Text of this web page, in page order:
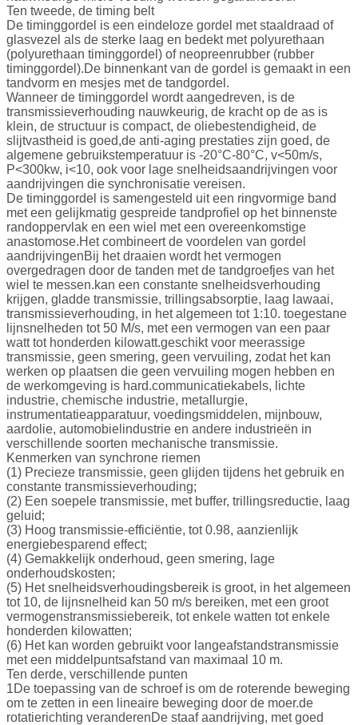
Ten tweede, de timing belt
De timinggordel is een eindeloze gordel met staaldraad of
glasvezel als de sterke laag en bedekt met polyurethaan
(polyurethaan timinggordel) of neopreenrubber (rubber
timinggordel).De binnenkant van de gordel is gemaakt in een
tandvorm en mesjes met de tandgordel.
Wanneer de timinggordel wordt aangedreven, is de
transmissieverhouding nauwkeurig, de kracht op de as is
klein, de structuur is compact, de oliebestendigheid, de
slijtvastheid is goed,de anti-aging prestaties zijn goed, de
algemene gebruikstemperatuur is -20°C-80°C, v<50m/s,
P<300kw, i<10, ook voor lage snelheidsaandrijvingen voor
aandrijvingen die synchronisatie vereisen.
De timinggordel is samengesteld uit een ringvormige band
met een gelijkmatig gespreide tandprofiel op het binnenste
randoppervlak en een wiel met een overeenkomstige
anastomose.Het combineert de voordelen van gordel
aandrijvingenBij het draaien wordt het vermogen
overgedragen door de tanden met de tandgroefjes van het
wiel te messen.kan een constante snelheidsverhouding
krijgen, gladde transmissie, trillingsabsorptie, laag lawaai,
transmissieverhouding, in het algemeen tot 1:10. toegestane
lijnsnelheden tot 50 M/s, met een vermogen van een paar
watt tot honderden kilowatt.geschikt voor meerassige
transmissie, geen smering, geen vervuiling, zodat het kan
werken op plaatsen die geen vervuiling mogen hebben en
de werkomgeving is hard.communicatiekabels, lichte
industrie, chemische industrie, metallurgie,
instrumentatieapparatuur, voedingsmiddelen, mijnbouw,
aardolie, automobielindustrie en andere industrieën in
verschillende soorten mechanische transmissie.
Kenmerken van synchrone riemen
(1) Precieze transmissie, geen glijden tijdens het gebruik en
constante transmissieverhouding;
(2) Een soepele transmissie, met buffer, trillingsreductie, laag
geluid;
(3) Hoog transmissie-efficiëntie, tot 0.98, aanzienlijk
energiebesparend effect;
(4) Gemakkelijk onderhoud, geen smering, lage
onderhoudskosten;
(5) Het snelheidsverhoudingsbereik is groot, in het algemeen
tot 10, de lijnsnelheid kan 50 m/s bereiken, met een groot
vermogenstransmissiebereik, tot enkele watten tot enkele
honderden kilowatten;
(6) Het kan worden gebruikt voor langeafstandstransmissie
met een middelpuntsafstand van maximaal 10 m.
Ten derde, verschillende punten
1De toepassing van de schroef is om de roterende beweging
om te zetten in een lineaire beweging door de moer.de
rotatierichting veranderenDe staaf aandrijving, met goed